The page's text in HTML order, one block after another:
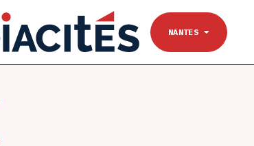
NANTES
NANTES
TOULOUSE
Se connecter